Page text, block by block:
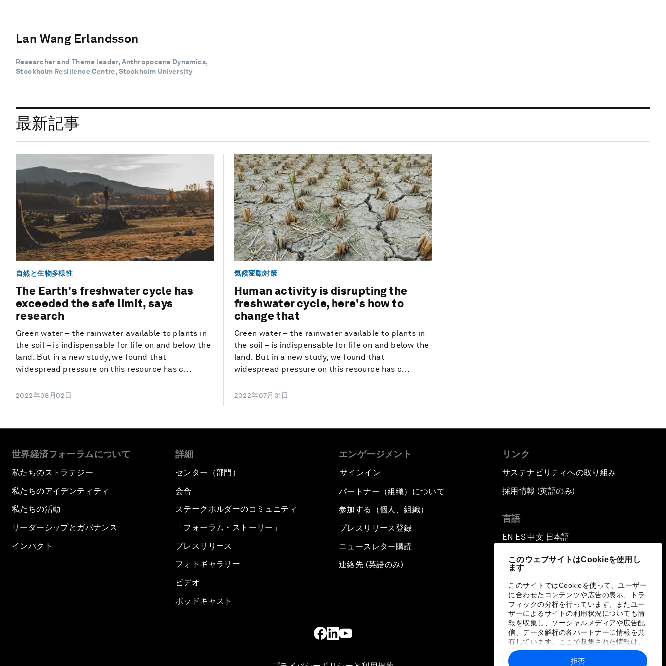
このウェブサイトはCookieを使用し
ます
このサイトではCookieを使って、ユーザー
に合わせたコンテンツや広告の表示、トラ
フィックの分析を行っています。またユー
ザーによるサイトの利用状況についても情
報を収集し、ソーシャルメディアや広告配
信、データ解析の各パートナーに情報を共
有しています。ここで収集された情報は、
ユーザーが各パートナーに提供した他の情
報や各パートナーのサービスを使用した際
拒否
Lan Wang Erlandsson
Researcher and Theme leader, Anthropocene Dynamics,
Stockholm Resilience Centre, Stockholm University
最新記事
自然と生物多様性
The Earth's freshwater cycle has
exceeded the safe limit, says
research
Green water – the rainwater available to plants in
the soil – is indispensable for life on and below the
land. But in a new study, we found that
widespread pressure on this resource has c...
2022年08月02日
気候変動対策
Human activity is disrupting the
freshwater cycle, here's how to
change that
Green water – the rainwater available to plants in
the soil – is indispensable for life on and below the
land. But in a new study, we found that
widespread pressure on this resource has c...
2022年07月01日
世界経済フォーラムについて
私たちのストラテジー
私たちのアイデンティティ
私たちの活動
リーダーシップとガバナンス
インパクト
詳細
センター（部門）
会合
ステークホルダーのコミュニティ
「フォーラム・ストーリー」
プレスリリース
フォトギャラリー
ビデオ
ポッドキャスト
エンゲージメント
サインイン
パートナー（組織）について
参加する（個人、組織）
プレスリリース登録
ニュースレター購読
連絡先 (英語のみ)
リンク
サステナビリティへの取り組み
採用情報 (英語のみ)
言語
EN ▪ ES▪中文▪ 日本語